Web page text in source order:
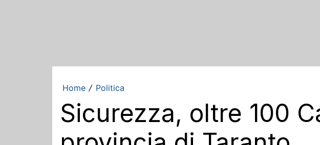
Home / Politica
Sicurezza, oltre 100